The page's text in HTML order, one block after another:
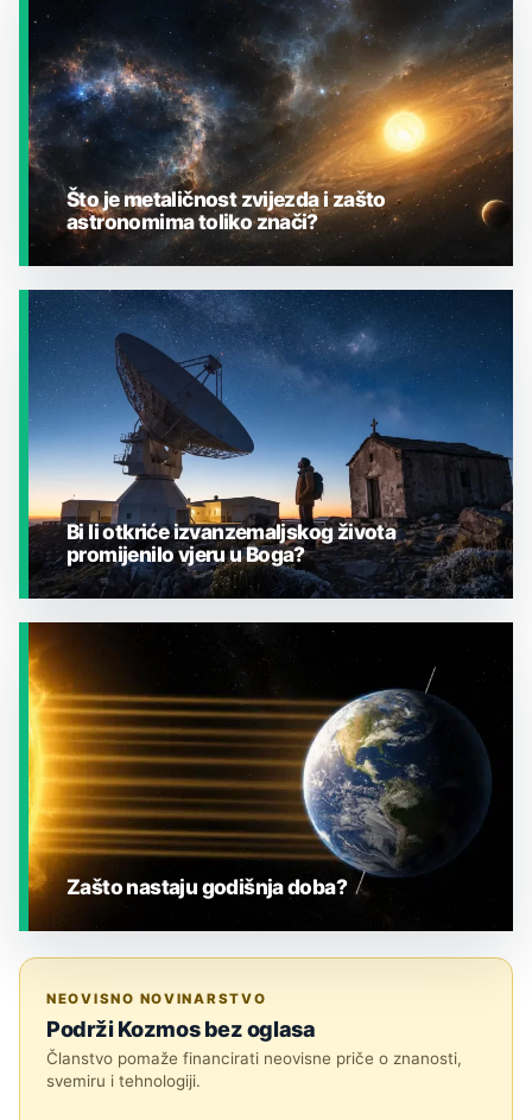
JESTE LI ZNALI?
Što je metaličnost zvijezda i zašto
astronomima toliko znači?
JESTE LI ZNALI?
Bi li otkriće izvanzemaljskog života
promijenilo vjeru u Boga?
Zašto nastaju godišnja doba?
NEOVISNO NOVINARSTVO
Podrži Kozmos bez oglasa
Članstvo pomaže financirati neovisne priče o znanosti,
svemiru i tehnologiji.